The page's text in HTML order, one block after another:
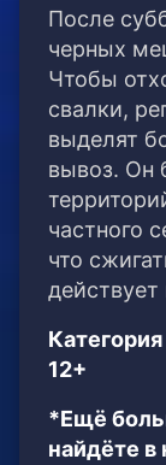
После
черных
Чтобы
свалки,
выделят
вывоз. Он
частного
что
12+
*Ещё
найдёте